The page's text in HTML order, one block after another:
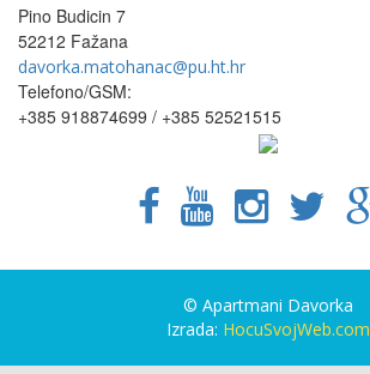
Pino Budicin 7
52212 Fažana
davorka.matohanac@pu.ht.hr
Telefono/GSM:
+385 918874699 / +385 52521515
© Apartmani Davorka
Izrada: HocuSvojWeb.com